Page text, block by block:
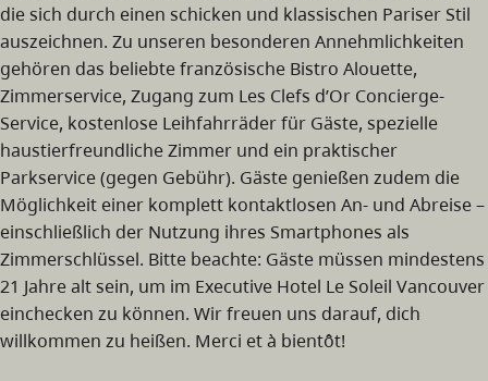
die sich durch einen schicken und klassischen Pariser Stil
auszeichnen. Zu unseren besonderen Annehmlichkeiten
gehören das beliebte französische Bistro Alouette,
Zimmerservice, Zugang zum Les Clefs d’Or Concierge-
Service, kostenlose Leihfahrräder für Gäste, spezielle
haustierfreundliche Zimmer und ein praktischer
Parkservice (gegen Gebühr). Gäste genießen zudem die
Möglichkeit einer komplett kontaktlosen An- und Abreise –
einschließlich der Nutzung ihres Smartphones als
Zimmerschlüssel. Bitte beachte: Gäste müssen mindestens
21 Jahre alt sein, um im Executive Hotel Le Soleil Vancouver
einchecken zu können. Wir freuen uns darauf, dich
willkommen zu heißen. Merci et à bientôt!